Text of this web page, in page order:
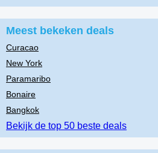
Meest bekeken deals
Curacao
New York
Paramaribo
Bonaire
Bangkok
Bekijk de top 50 beste deals